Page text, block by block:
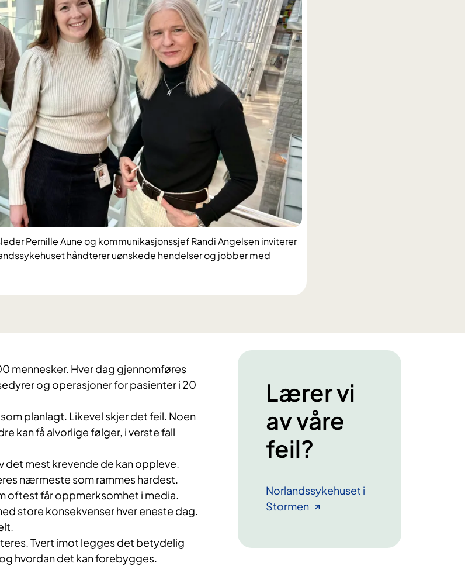
Pernille Aune og kommunikasjonssjef Randi Angelsen inviterer
håndterer uønskede hendelser og jobber med
mennesker. Hver dag gjennomføres
og operasjoner for pasienter i 20
planlagt. Likevel skjer det feil. Noen
kan få alvorlige følger, i verste fall
det mest krevende de kan oppleve.
nærmeste som rammes hardest.
oftest får oppmerksomhet i media.
store konsekvenser hver eneste dag.
Tvert imot legges det betydelig
hvordan det kan forebygges.
Lærer vi
av våre
feil?
Norlandssykehuset i
Stormen